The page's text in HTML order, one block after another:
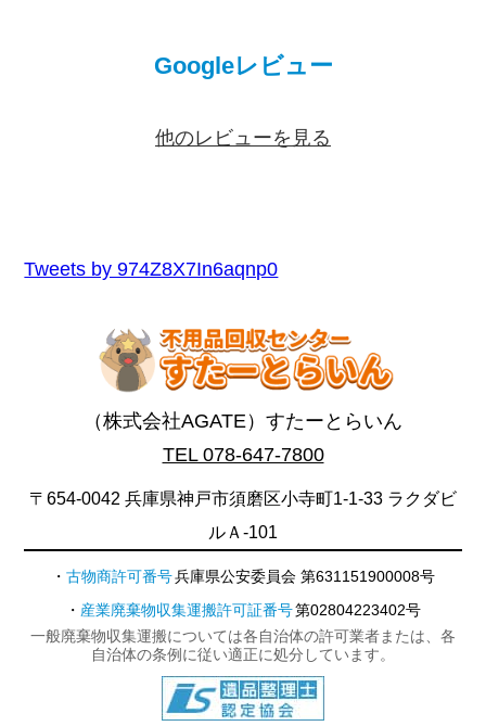
Googleレビュー
他のレビューを見る
Tweets by 974Z8X7In6aqnp0
（株式会社AGATE）すたーとらいん
TEL 078-647-7800
〒654-0042 兵庫県神戸市須磨区小寺町1-1-33 ラクダビ
ルＡ-101
古物商許可番号兵庫県公安委員会 第631151900008号
産業廃棄物収集運搬許可証番号第02804223402号
一般廃棄物収集運搬については各自治体の許可業者または、各
自治体の条例に従い適正に処分しています。